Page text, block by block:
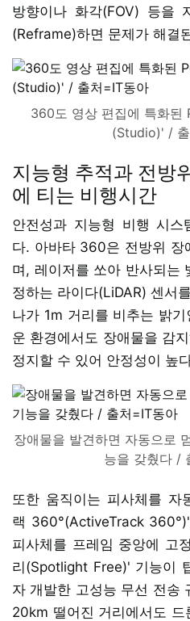
방향이나 화각(FOV) 등을
(Reframe)하면 문제가 해결
360도 영상 편집에 특화된
(Studio)' /
지능형 추적과 전방
에 티는 비행시간
안전성과 지능형 비행 시스
다. 아바타 360은 전방위 장
며, 레이저를 쏘아 반사되는
정하는 라이다(LiDAR) 센서
나가 1m 거리를 비추는 밝
운 환경에서도 장애물을 감
정지할 수 있어 안정성이 높
장애물을 발견하면 자동으로
능을 갖췄다 /
또한 움직이는 피사체를 자
랙 360°(ActiveTrack
피사체를 프레임 중앙에 고
리(Spotlight Free)' 기능이
자 개발한 고성능 무선 전송
20km 떨어진 거리에서도 드